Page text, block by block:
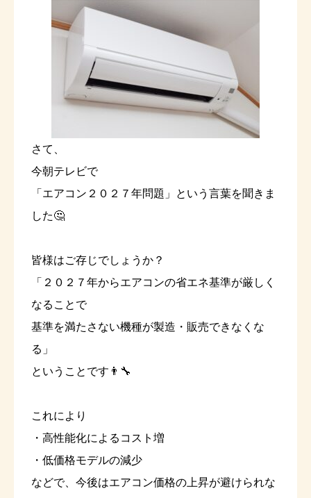
さて、
今朝テレビで
「エアコン２０２７年問題」という言葉を聞きま
した🤔
皆様はご存じでしょうか？
「２０２７年からエアコンの省エネ基準が厳しく
なることで
基準を満たさない機種が製造・販売できなくな
る」
ということです👨‍🔧
これにより
・高性能化によるコスト増
・低価格モデルの減少
などで、今後はエアコン価格の上昇が避けられな